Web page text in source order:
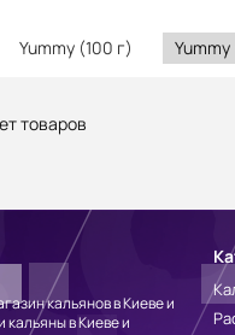
Yummy (100 г)
товаров
кальянов в Киеве и
кальяны в Киеве и